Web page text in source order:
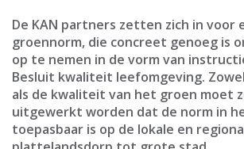
De KAN partners zetten zich in voor
groennorm, die concreet genoeg is
op te nemen in de vorm van
Besluit kwaliteit leefomgeving.
als de kwaliteit van het groen moet
uitgewerkt worden dat de norm in
toepasbaar is op de lokale en